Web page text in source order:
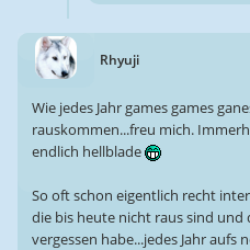
Rhyuji
Wie jedes Jahr games games
rauskommen...freu mich.
endlich hellblade
So oft schon eigentlich recht
die bis heute nicht raus sind
vergessen habe...jedes Jahr aufs